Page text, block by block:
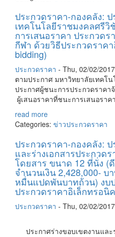
ประกวดราคา-กองคลัง:
เทคโนโลยีราชมงคลศรีวิ
การเสนอราคา ประกวด
กีฬา ด้วยวิธีประกวดราค
bidding)
ประกวดราคา - Thu, 02/02/
ตามประกาศ มหาวิทยาลัยเทคโ
ประกาศผู้ชนะการประกวดราค
ผู้เสนอราคาที่ชนะการเสนอรา
read more
Categories: ข่าวประกวดราคา
ประกวดราคา-กองคลัง:
และร่างเอกสารประกวด
โดยสาร ขนาด 12 ที่นั่ง (
จำนวนเงิน 2,428,000-
หมื่นแปดพันบาทถ้วน) งบ
ประกวดราคาอิเล็กทรอนิ
ประกวดราคา - Thu, 02/02/
ประกาศร่างขอบเขตงานแล